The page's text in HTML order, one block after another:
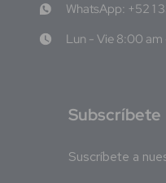
WhatsApp: +52 1
Lun - Vie 8:00
Subscríbete
Suscríbete a